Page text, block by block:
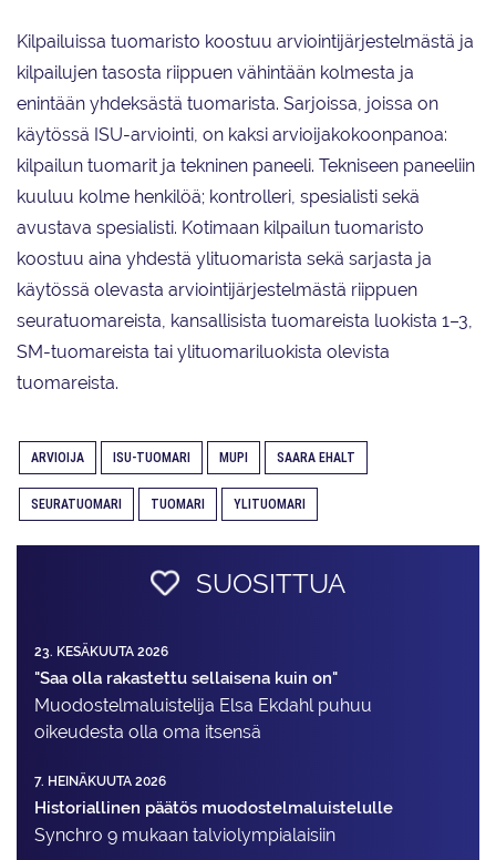
Kilpailuissa tuomaristo koostuu arviointijärjestelmästä ja
kilpailujen tasosta riippuen vähintään kolmesta ja
enintään yhdeksästä tuomarista. Sarjoissa, joissa on
käytössä ISU-arviointi, on kaksi arvioijakokoonpanoa:
kilpailun tuomarit ja tekninen paneeli. Tekniseen paneeliin
kuuluu kolme henkilöä; kontrolleri, spesialisti sekä
avustava spesialisti. Kotimaan kilpailun tuomaristo
koostuu aina yhdestä ylituomarista sekä sarjasta ja
käytössä olevasta arviointijärjestelmästä riippuen
seuratuomareista, kansallisista tuomareista luokista 1–3,
SM-tuomareista tai ylituomariluokista olevista
tuomareista.
ARVIOIJA ISU-TUOMARI MUPI SAARA EHALT
SEURATUOMARI TUOMARI YLITUOMARI
SUOSITTUA
23. KESÄKUUTA 2026
"Saa olla rakastettu sellaisena kuin on"
Muodostelma­luistelija Elsa Ekdahl puhuu
oikeudesta olla oma itsensä
7. HEINÄKUUTA 2026
Historiallinen päätös muodostelmaluistelulle
Synchro 9 mukaan talviolympialaisiin